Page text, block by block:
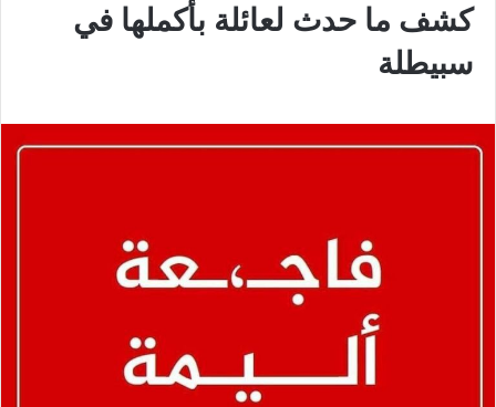
كشف ما حدث لعائلة بأكملها في
سبيطلة